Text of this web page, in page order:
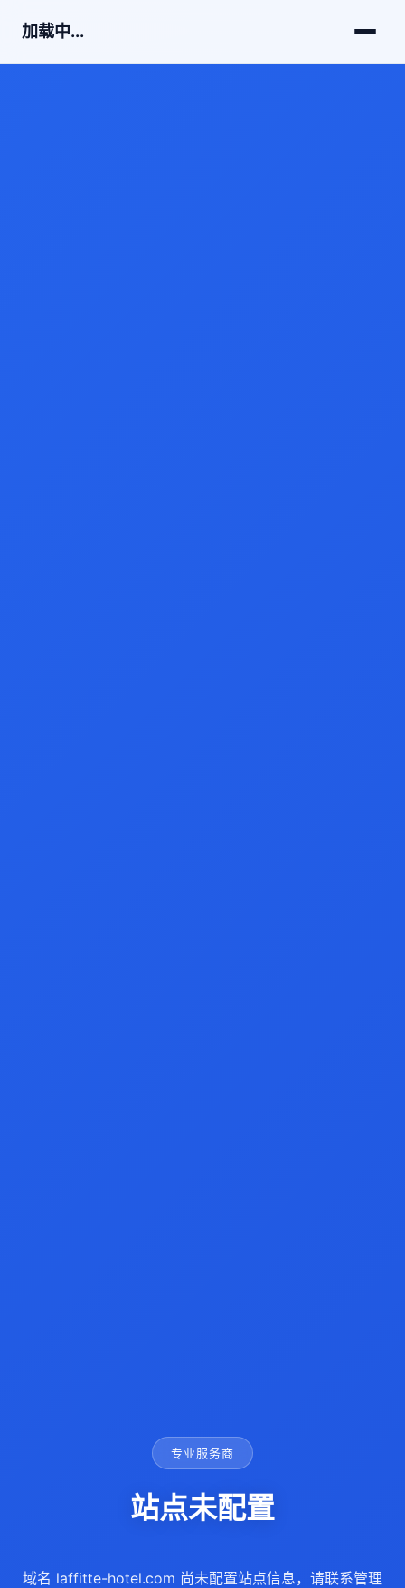
加载中...
专业服务商
站点未配置
域名 laffitte-hotel.com 尚未配置站点信息，请联系管理